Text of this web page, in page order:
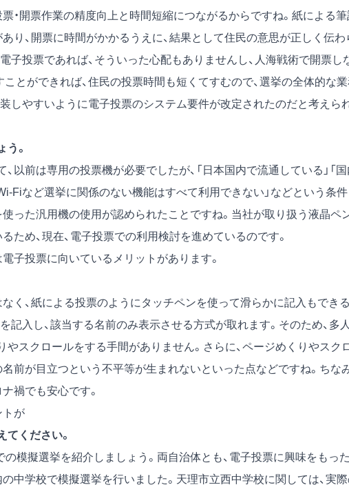
・開票作業の精度向上と時間短縮につながるからですね。紙による
り、開票に時間がかかるうえに、結果として住民の意思が正しく伝わ
子投票であれば、そういった心配もありませんし、人海戦術で開票し
とができれば、住民の投票時間も短くてすむので、選挙の全体的な
しやすいように電子投票のシステム要件が改定されたのだと考えら
。
以前は専用の投票機が必要でしたが、「日本国内で流通している」「
Fiなど選挙に関係のない機能はすべて利用できない」などという条件
った汎用機の使用が認められたことですね。当社が取り扱う液晶ペ
ため、現在、電子投票での利用検討を進めているのです。
子投票に向いているメリットがあります。
く、紙による投票のようにタッチペンを使って滑らかに記入もでき
記入し、該当する名前のみ表示させる方式が取れます。そのため、多
スクロールをする手間がありません。さらに、ページめくりやスク
前が目立つという不平等が生まれないといった点などですね。ちな
禍でも安心です。
トが
ください。
模擬選挙を紹介しましょう。両自治体とも、電子投票に興味をもっ
中学校で模擬選挙を行いました。天理市立西中学校に関しては、実